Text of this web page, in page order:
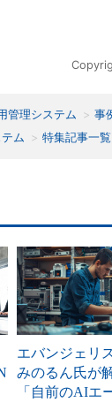
管理システム
事
ム 特集記事一覧